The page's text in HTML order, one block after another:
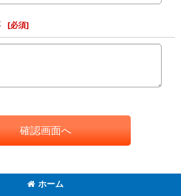
[必須]
確認画面へ
ホーム